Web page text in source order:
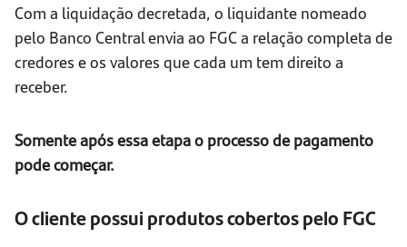
Com a liquidação decretada, o liquidante nomeado
pelo Banco Central envia ao FGC a relação completa de
credores e os valores que cada um tem direito a
receber.
Somente após essa etapa o processo de pagamento
pode começar.
O cliente possui produtos cobertos pelo FGC